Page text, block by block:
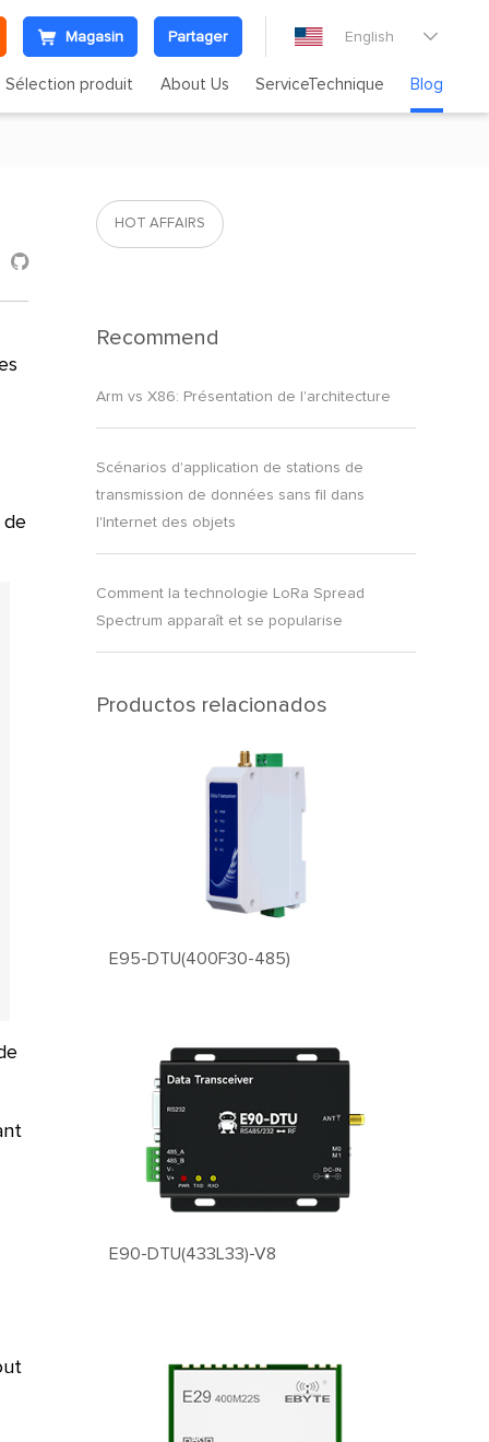
Magasin Partager English 
Sélection produit About Us ServiceTechnique Blog

HOT AFFAIRS
Recommend
Arm vs X86: Présentation de l'architecture
Scénarios d'application de stations de
transmission de données sans fil dans
l'Internet des objets
Comment la technologie LoRa Spread
Spectrum apparaît et se popularise
Productos relacionados
E95-DTU(400F30-485)
E90-DTU(433L33)-V8